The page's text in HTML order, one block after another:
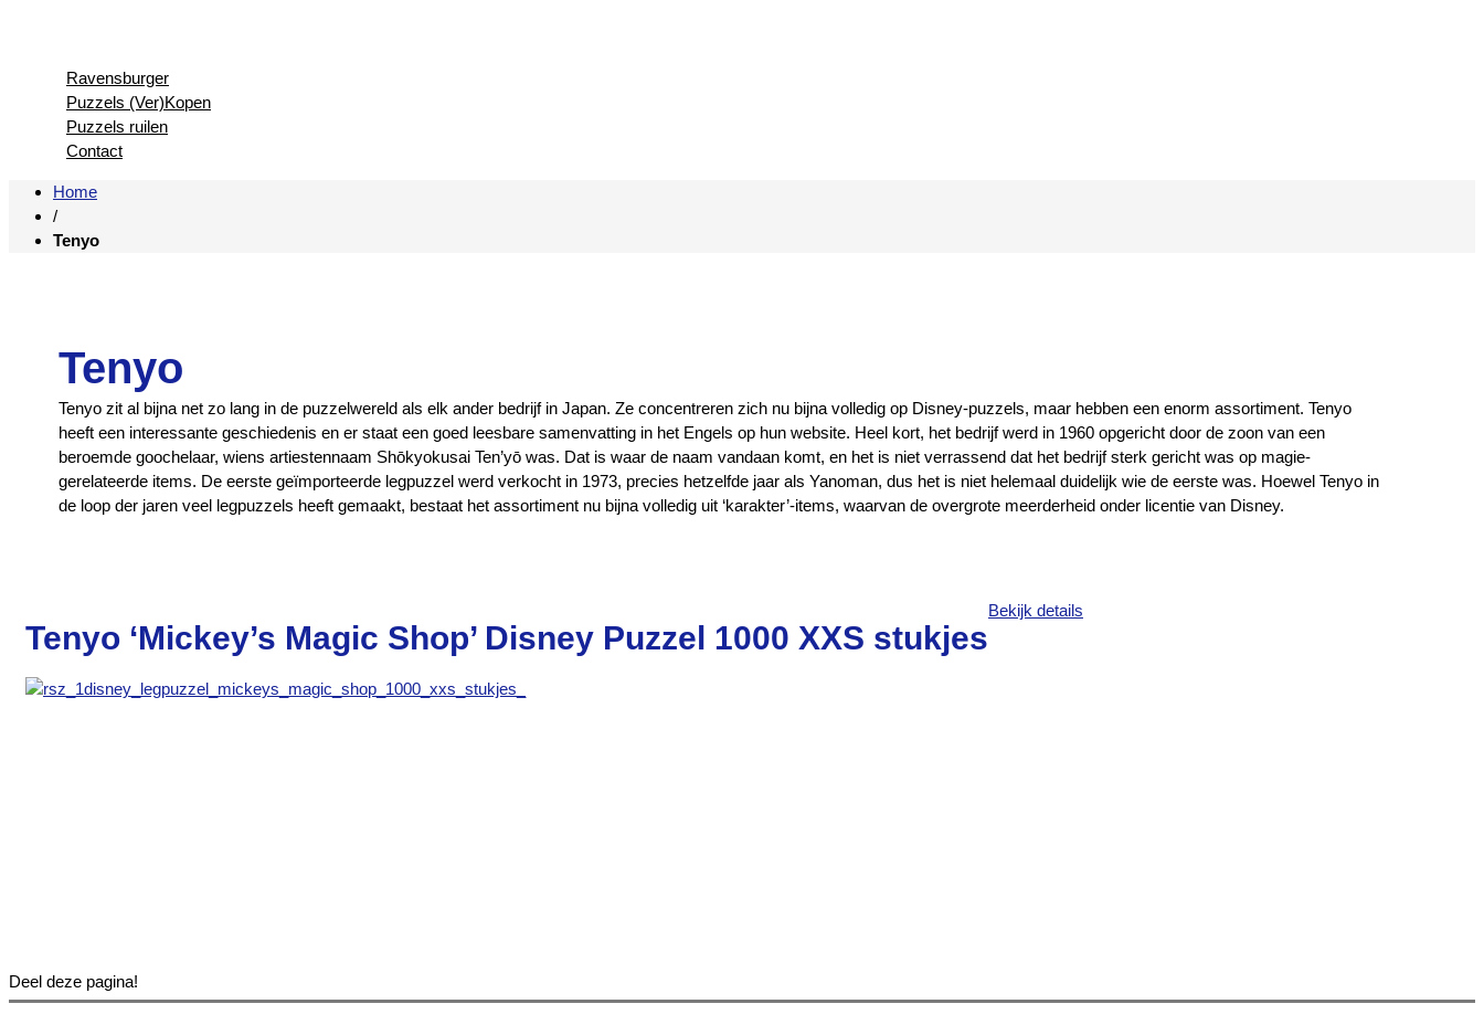
Ravensburger
Puzzels (Ver)Kopen
Puzzels ruilen
Contact
Home
/
Tenyo
Tenyo
Tenyo zit al bijna net zo lang in de puzzelwereld als elk ander bedrijf in Japan. Ze concentreren zich nu bijna volledig op Disney-puzzels, maar hebben een enorm assortiment. Tenyo
heeft een interessante geschiedenis en er staat een goed leesbare samenvatting in het Engels op hun website. Heel kort, het bedrijf werd in 1960 opgericht door de zoon van een
beroemde goochelaar, wiens artiestennaam Shōkyokusai Ten’yō was. Dat is waar de naam vandaan komt, en het is niet verrassend dat het bedrijf sterk gericht was op magie-
gerelateerde items. De eerste geïmporteerde legpuzzel werd verkocht in 1973, precies hetzelfde jaar als Yanoman, dus het is niet helemaal duidelijk wie de eerste was. Hoewel Tenyo in
de loop der jaren veel legpuzzels heeft gemaakt, bestaat het assortiment nu bijna volledig uit ‘karakter’-items, waarvan de overgrote meerderheid onder licentie van Disney.
Tenyo ‘Mickey’s Magic Shop’ Disney Puzzel 1000 XXS stukjes
Bekijk details
Deel deze pagina!